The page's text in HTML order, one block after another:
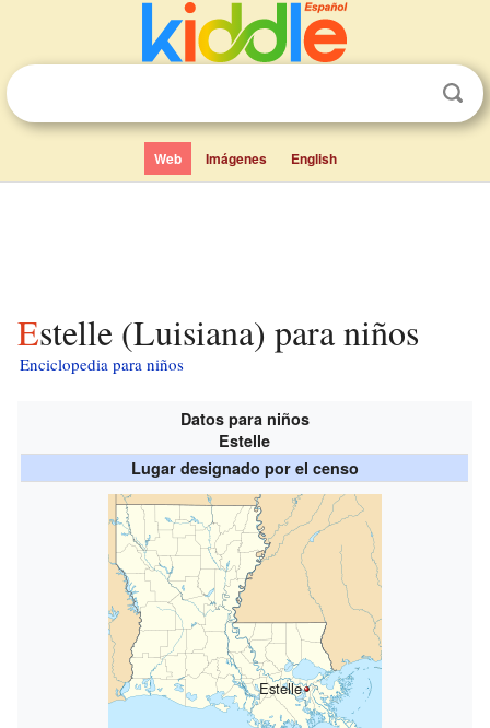
Web Imágenes English
Estelle (Luisiana) para niños
Enciclopedia para niños
Datos para niños
Estelle
Lugar designado por el censo
Estelle